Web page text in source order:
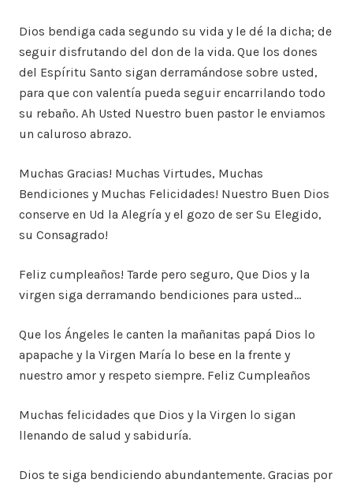
Dios bendiga cada segundo su vida y le dé la dicha; de
seguir disfrutando del don de la vida. Que los dones
del Espíritu Santo sigan derramándose sobre usted,
para que con valentía pueda seguir encarrilando todo
su rebaño. Ah Usted Nuestro buen pastor le enviamos
un caluroso abrazo.
Muchas Gracias! Muchas Virtudes, Muchas
Bendiciones y Muchas Felicidades! Nuestro Buen Dios
conserve en Ud la Alegría y el gozo de ser Su Elegido,
su Consagrado!
Feliz cumpleaños! Tarde pero seguro, Que Dios y la
virgen siga derramando bendiciones para usted…
Que los Ángeles le canten la mañanitas papá Dios lo
apapache y la Virgen María lo bese en la frente y
nuestro amor y respeto siempre. Feliz Cumpleaños
Muchas felicidades que Dios y la Virgen lo sigan
llenando de salud y sabiduría.
Dios te siga bendiciendo abundantemente. Gracias por